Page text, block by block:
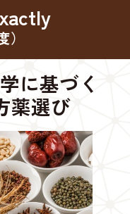
に基づく
薬選び